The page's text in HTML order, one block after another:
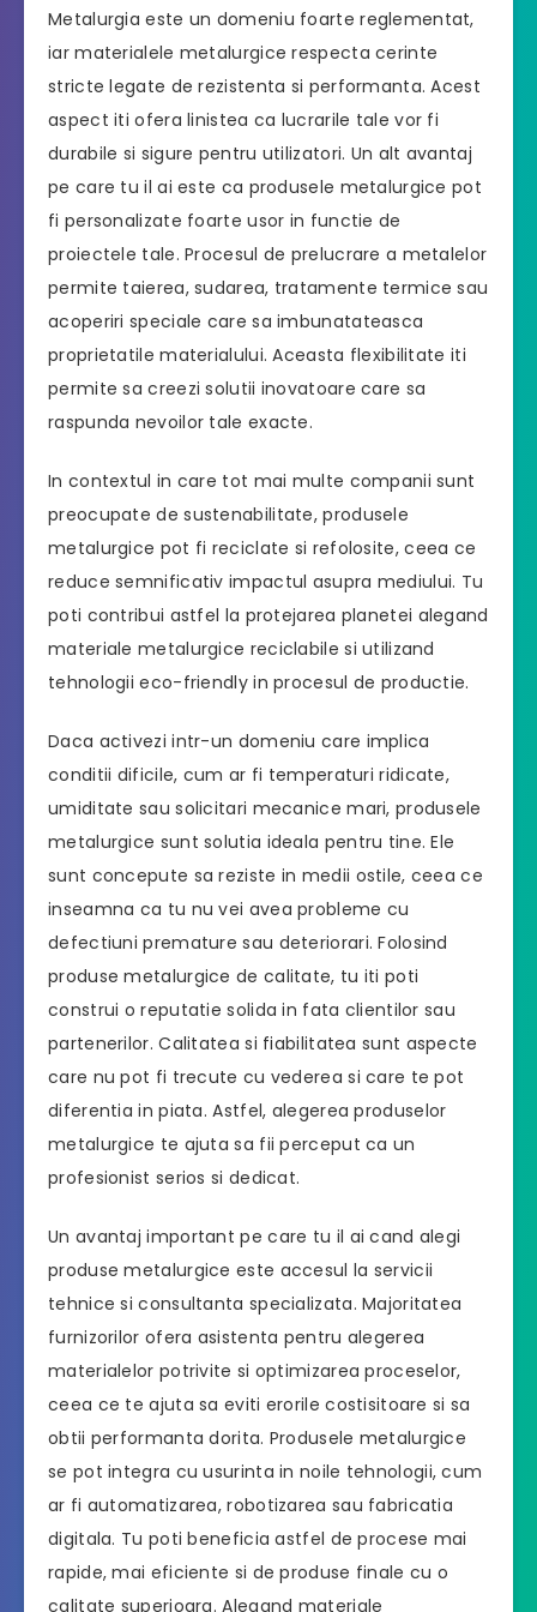
Metalurgia este un domeniu foarte reglementat,
iar materialele metalurgice respecta cerinte
stricte legate de rezistenta si performanta. Acest
aspect iti ofera linistea ca lucrarile tale vor fi
durabile si sigure pentru utilizatori. Un alt avantaj
pe care tu il ai este ca produsele metalurgice pot
fi personalizate foarte usor in functie de
proiectele tale. Procesul de prelucrare a metalelor
permite taierea, sudarea, tratamente termice sau
acoperiri speciale care sa imbunatateasca
proprietatile materialului. Aceasta flexibilitate iti
permite sa creezi solutii inovatoare care sa
raspunda nevoilor tale exacte.
In contextul in care tot mai multe companii sunt
preocupate de sustenabilitate, produsele
metalurgice pot fi reciclate si refolosite, ceea ce
reduce semnificativ impactul asupra mediului. Tu
poti contribui astfel la protejarea planetei alegand
materiale metalurgice reciclabile si utilizand
tehnologii eco-friendly in procesul de productie.
Daca activezi intr-un domeniu care implica
conditii dificile, cum ar fi temperaturi ridicate,
umiditate sau solicitari mecanice mari, produsele
metalurgice sunt solutia ideala pentru tine. Ele
sunt concepute sa reziste in medii ostile, ceea ce
inseamna ca tu nu vei avea probleme cu
defectiuni premature sau deteriorari. Folosind
produse metalurgice de calitate, tu iti poti
construi o reputatie solida in fata clientilor sau
partenerilor. Calitatea si fiabilitatea sunt aspecte
care nu pot fi trecute cu vederea si care te pot
diferentia in piata. Astfel, alegerea produselor
metalurgice te ajuta sa fii perceput ca un
profesionist serios si dedicat.
Un avantaj important pe care tu il ai cand alegi
produse metalurgice este accesul la servicii
tehnice si consultanta specializata. Majoritatea
furnizorilor ofera asistenta pentru alegerea
materialelor potrivite si optimizarea proceselor,
ceea ce te ajuta sa eviti erorile costisitoare si sa
obtii performanta dorita. Produsele metalurgice
se pot integra cu usurinta in noile tehnologii, cum
ar fi automatizarea, robotizarea sau fabricatia
digitala. Tu poti beneficia astfel de procese mai
rapide, mai eficiente si de produse finale cu o
calitate superioara. Alegand materiale